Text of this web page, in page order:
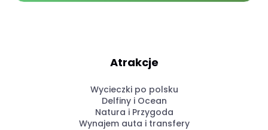
Atrakcje
Wycieczki po polsku
Delfiny i Ocean
Natura i Przygoda
Wynajem auta i transfery